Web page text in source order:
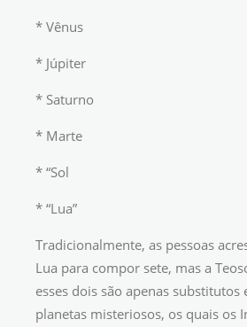
* Vênus
* Júpiter
* Saturno
* Marte
* “Sol
* “Lua”
Tradicionalmente, as pessoas
Lua para compor sete, mas a
esses dois são apenas
planetas misteriosos, os quais os